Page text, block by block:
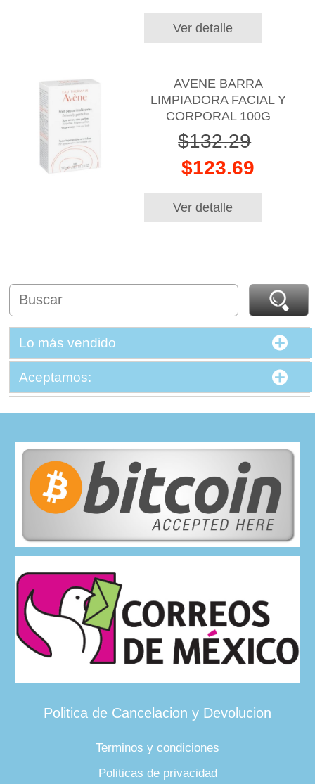
Ver detalle
AVENE BARRA
LIMPIADORA FACIAL Y
CORPORAL 100G
$132.29
$123.69
Ver detalle
Lo más vendido
Aceptamos:
Politica de Cancelacion y Devolucion
Terminos y condiciones
Politicas de privacidad